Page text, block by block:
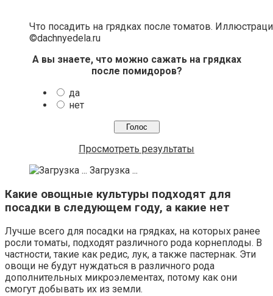
Что посадить на грядках после томатов.
©dachnyedela.ru
А вы знаете, что можно сажать на грядках
после помидоров?
да
нет
Просмотреть результаты
Загрузка ...
Какие овощные культуры подходят для
посадки в следующем году, а какие нет
Лучше всего для посадки на грядках, на которых ранее
росли томаты, подходят различного рода корнеплоды. В
частности, такие как редис, лук, а также пастернак. Эти
овощи не будут нуждаться в различного рода
дополнительных микроэлементах, потому как они
смогут добывать их из земли.